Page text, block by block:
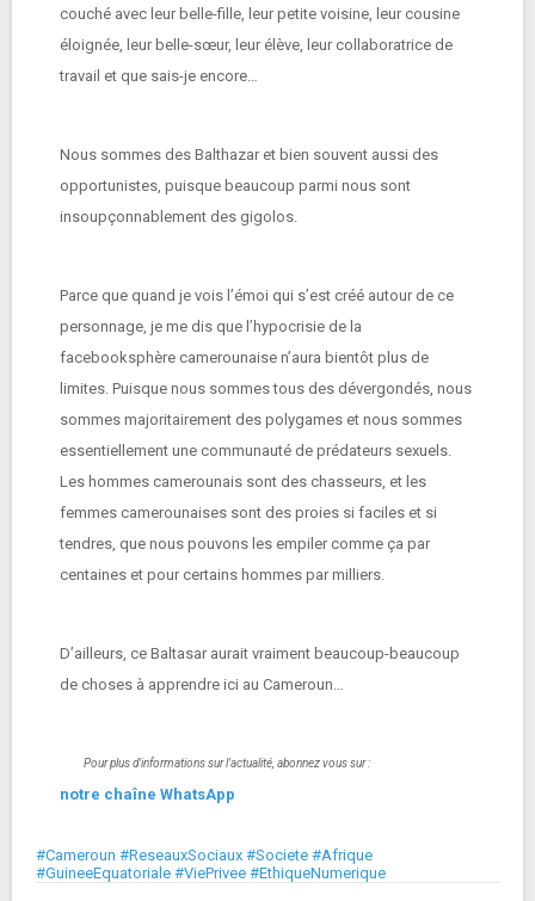
couché avec leur belle-fille, leur petite voisine, leur cousine
éloignée, leur belle-sœur, leur élève, leur collaboratrice de
travail et que sais-je encore…
Nous sommes des Balthazar et bien souvent aussi des
opportunistes, puisque beaucoup parmi nous sont
insoupçonnablement des gigolos.
Parce que quand je vois l’émoi qui s’est créé autour de ce
personnage, je me dis que l’hypocrisie de la
facebooksphère camerounaise n’aura bientôt plus de
limites. Puisque nous sommes tous des dévergondés, nous
sommes majoritairement des polygames et nous sommes
essentiellement une communauté de prédateurs sexuels.
Les hommes camerounais sont des chasseurs, et les
femmes camerounaises sont des proies si faciles et si
tendres, que nous pouvons les empiler comme ça par
centaines et pour certains hommes par milliers.
D’ailleurs, ce Baltasar aurait vraiment beaucoup-beaucoup
de choses à apprendre ici au Cameroun…
Pour plus d'informations sur l'actualité, abonnez vous sur :
notre chaîne WhatsApp
#Cameroun #ReseauxSociaux #Societe #Afrique
#GuineeEquatoriale #ViePrivee #EthiqueNumerique